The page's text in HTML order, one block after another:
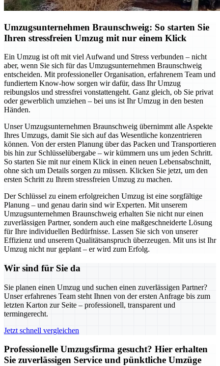
Umzugsunternehmen Braunschweig: So starten Sie
Ihren stressfreien Umzug mit nur einem Klick
Ein Umzug ist oft mit viel Aufwand und Stress verbunden – nicht
aber, wenn Sie sich für das Umzugsunternehmen Braunschweig
entscheiden. Mit professioneller Organisation, erfahrenem Team und
fundiertem Know-how sorgen wir dafür, dass Ihr Umzug
reibungslos und stressfrei vonstattengeht. Ganz gleich, ob Sie privat
oder gewerblich umziehen – bei uns ist Ihr Umzug in den besten
Händen.
Unser Umzugsunternehmen Braunschweig übernimmt alle Aspekte
Ihres Umzugs, damit Sie sich auf das Wesentliche konzentrieren
können. Von der ersten Planung über das Packen und Transportieren
bis hin zur Schlüsselübergabe – wir kümmern uns um jeden Schritt.
So starten Sie mit nur einem Klick in einen neuen Lebensabschnitt,
ohne sich um Details sorgen zu müssen. Klicken Sie jetzt, um den
ersten Schritt zu Ihrem stressfreien Umzug zu machen.
Der Schlüssel zu einem erfolgreichen Umzug ist eine sorgfältige
Planung – und genau darin sind wir Experten. Mit unserem
Umzugsunternehmen Braunschweig erhalten Sie nicht nur einen
zuverlässigen Partner, sondern auch eine maßgeschneiderte Lösung
für Ihre individuellen Bedürfnisse. Lassen Sie sich von unserer
Effizienz und unserem Qualitätsanspruch überzeugen. Mit uns ist Ihr
Umzug nicht nur geplant – er wird zum Erfolg.
Wir sind für Sie da
Sie planen einen Umzug und suchen einen zuverlässigen Partner?
Unser erfahrenes Team steht Ihnen von der ersten Anfrage bis zum
letzten Karton zur Seite – professionell, transparent und
termingerecht.
Jetzt schnell vergleichen
Professionelle Umzugsfirma gesucht? Hier erhalten
Sie zuverlässigen Service und pünktliche Umzüge